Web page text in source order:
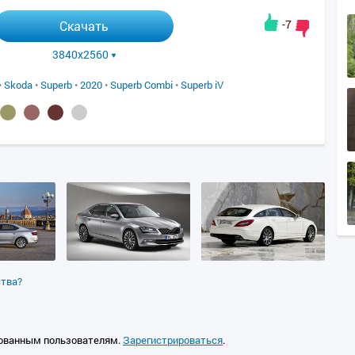
Скачать
3840x2560
-7
Skoda •Superb •2020 •Superb Combi •Superb iV
пользователям.Зарегистрироваться.